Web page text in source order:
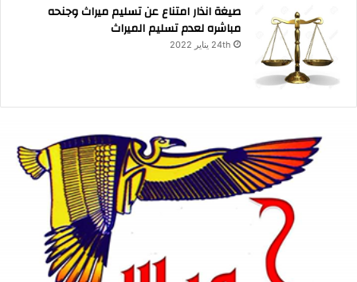
صيغة انذار امتناع عن تسليم ميراث وجنحه
مباشره لعدم تسليم الميراث
24th يناير 2022